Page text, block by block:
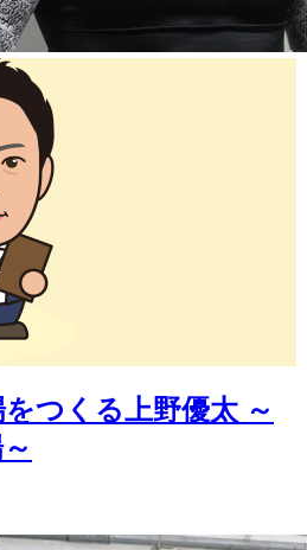
つくる上野優太 ～